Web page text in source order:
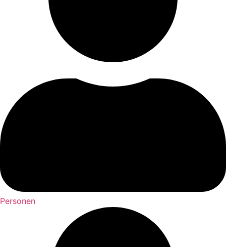
Personen